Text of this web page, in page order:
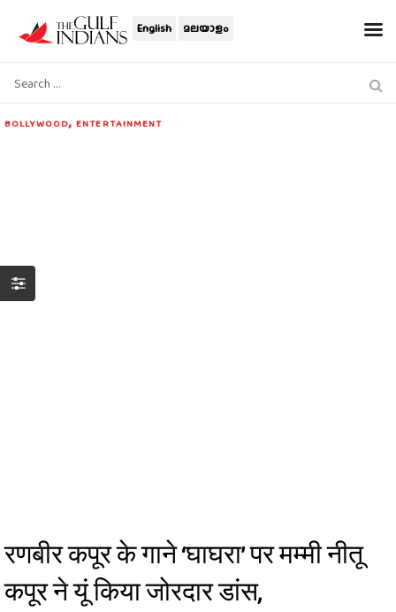
English മലയാളം
BOLLYWOOD,ENTERTAINMENT
रणबीर कपूर के गाने ‘घाघरा’ पर मम्मी नीतू
कपूर ने यूं किया जोरदार डांस,